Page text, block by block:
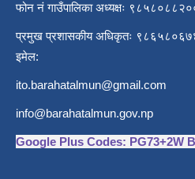
फोन नं गाउँपालिका अध्यक्षः
प्रमुख प्रशासकीय अधिकृतः
इमेल:
ito.barahatalmun@gmail.com
info@barahatalmun.gov.np
Google Plus Codes: PG73+2W